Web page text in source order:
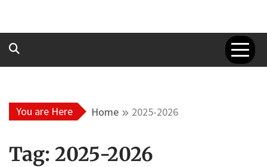
You are Here Home 2025-2026
Tag: 2025-2026